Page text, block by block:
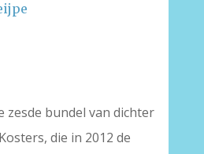
zesde bundel van dichter
die in 2012 de